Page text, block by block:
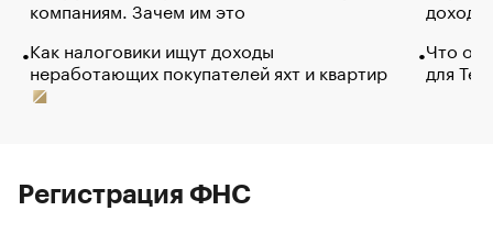
компаниям. Зачем им это
Как налоговики ищут доходы
неработающих покупателей яхт и квартир
Что
для
Регистрация ФНС